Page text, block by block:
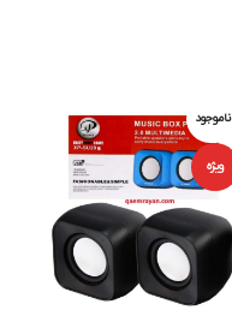
ناموجود
ویژه